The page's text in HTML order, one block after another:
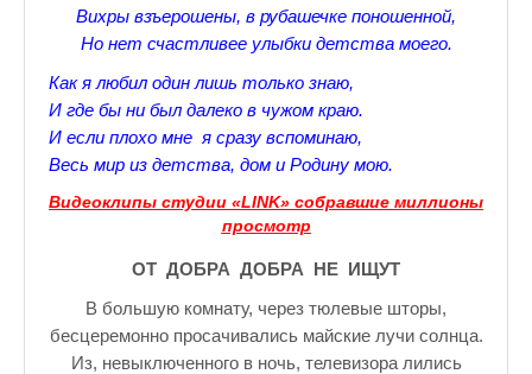
Лучшее фото дня
От улыбки станет всем светлей
Настольный теннис в Пушкине Санкт-Петербург. Клубы и
Лучшее видео месяца
Куда уходит детство
Зарядись позитивом
Вихры взъерошены, в рубашечке поношенной,
Но нет счастливее улыбки детства моего.
Как я любил один лишь только знаю,
И где бы ни был далеко в чужом краю.
И если плохо мне я сразу вспоминаю,
Весь мир из детства, дом и Родину мою.
Видеоклипы студии «LINK» собравшие миллионы
просмотр
ОТ ДОБРА ДОБРА НЕ ИЩУТ
В большую комнату, через тюлевые шторы,
бесцеремонно просачивались майские лучи солнца.
Из, невыключенного в ночь, телевизора лились